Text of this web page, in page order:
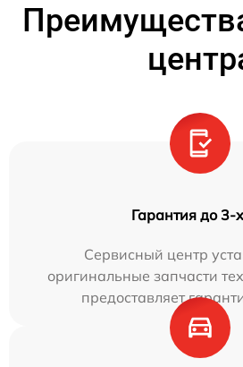
Гарантия до 3-
Сервисный центр
оригинальные запчасти
предоставляет